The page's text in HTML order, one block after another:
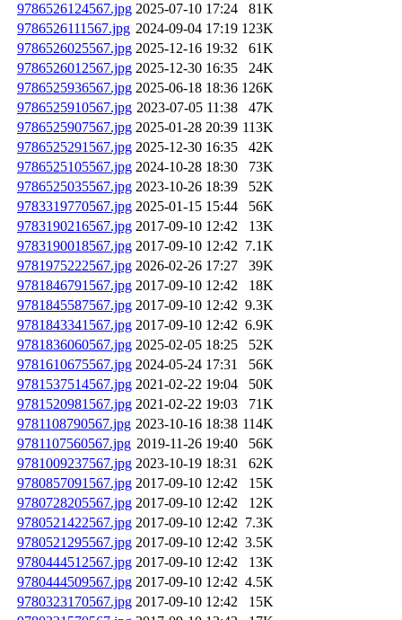
9786526124567.jpg 2025-07-10 17:24
81K
9786526111567.jpg 2024-09-04 17:19 123K
9786526025567.jpg 2025-12-16 19:32
61K
9786526012567.jpg 2025-12-30 16:35
24K
9786525936567.jpg 2025-06-18 18:36 126K
9786525910567.jpg 2023-07-05 11:38
47K
9786525907567.jpg 2025-01-28 20:39 113K
9786525291567.jpg 2025-12-30 16:35
42K
9786525105567.jpg 2024-10-28 18:30
73K
9786525035567.jpg 2023-10-26 18:39
52K
9783319770567.jpg 2025-01-15 15:44
56K
9783190216567.jpg 2017-09-10 12:42
13K
9783190018567.jpg 2017-09-10 12:42 7.1K
9781975222567.jpg 2026-02-26 17:27
39K
9781846791567.jpg 2017-09-10 12:42
18K
9781845587567.jpg 2017-09-10 12:42 9.3K
9781843341567.jpg 2017-09-10 12:42 6.9K
9781836060567.jpg 2025-02-05 18:25
52K
9781610675567.jpg 2024-05-24 17:31
56K
9781537514567.jpg 2021-02-22 19:04
50K
9781520981567.jpg 2021-02-22 19:03
71K
9781108790567.jpg 2023-10-16 18:38 114K
9781107560567.jpg 2019-11-26 19:40
56K
9781009237567.jpg 2023-10-19 18:31
62K
9780857091567.jpg 2017-09-10 12:42
15K
9780728205567.jpg 2017-09-10 12:42
12K
9780521422567.jpg 2017-09-10 12:42 7.3K
9780521295567.jpg 2017-09-10 12:42 3.5K
9780444512567.jpg 2017-09-10 12:42
13K
9780444509567.jpg 2017-09-10 12:42 4.5K
9780323170567.jpg 2017-09-10 12:42
15K